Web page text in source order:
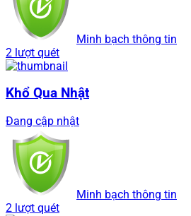
Minh bạch thông tin
2 lượt quét
Khổ Qua Nhật
Đang cập nhật
Minh bạch thông tin
2 lượt quét